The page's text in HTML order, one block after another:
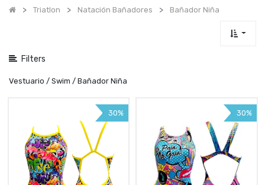
Triatlon Natación Bañadores Bañador Niña
Filters
Vestuario / Swim / Bañador Niña
30% 30%